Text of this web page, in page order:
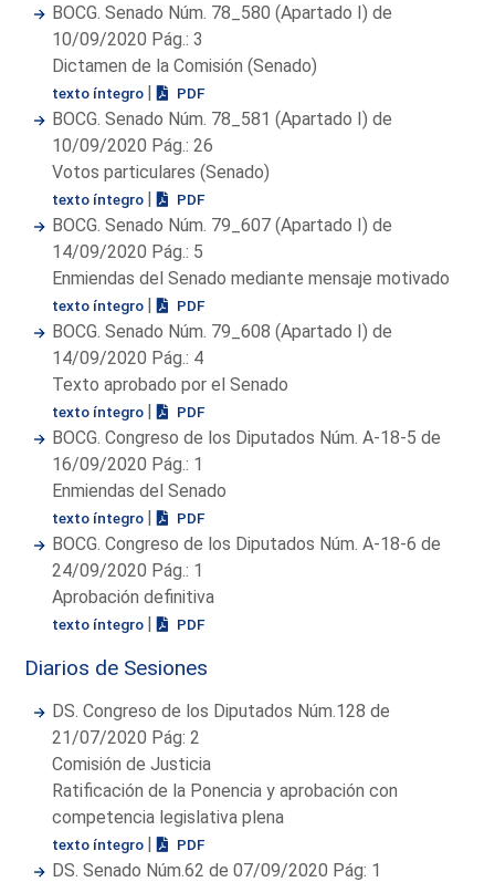
BOCG. Senado Núm. 78_580 (Apartado I) de
10/09/2020 Pág.: 3
Dictamen de la Comisión (Senado)
texto íntegro | PDF
BOCG. Senado Núm. 78_581 (Apartado I) de
10/09/2020 Pág.: 26
Votos particulares (Senado)
texto íntegro | PDF
BOCG. Senado Núm. 79_607 (Apartado I) de
14/09/2020 Pág.: 5
Enmiendas del Senado mediante mensaje motivado
texto íntegro | PDF
BOCG. Senado Núm. 79_608 (Apartado I) de
14/09/2020 Pág.: 4
Texto aprobado por el Senado
texto íntegro | PDF
BOCG. Congreso de los Diputados Núm. A-18-5 de
16/09/2020 Pág.: 1
Enmiendas del Senado
texto íntegro | PDF
BOCG. Congreso de los Diputados Núm. A-18-6 de
24/09/2020 Pág.: 1
Aprobación definitiva
texto íntegro | PDF
Diarios de Sesiones
DS. Congreso de los Diputados Núm.128 de
21/07/2020 Pág: 2
Comisión de Justicia
Ratificación de la Ponencia y aprobación con
competencia legislativa plena
texto íntegro | PDF
DS. Senado Núm.62 de 07/09/2020 Pág: 1